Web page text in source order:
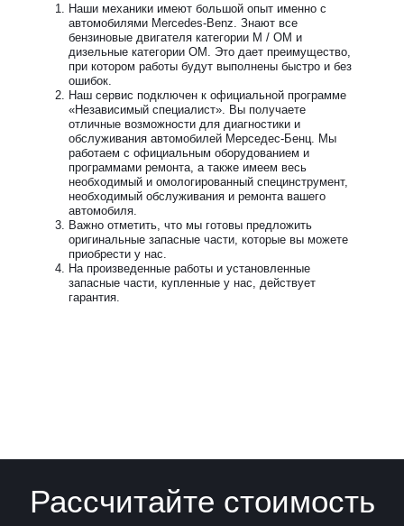
Наши механики имеют большой опыт именно с
автомобилями Mercedes-Benz. Знают все
бензиновые двигателя категории М / ОМ и
дизельные категории ОМ. Это дает преимущество,
при котором работы будут выполнены быстро и без
ошибок.
Наш сервис подключен к официальной программе
«Независимый специалист». Вы получаете
отличные возможности для диагностики и
обслуживания автомобилей Мерседес-Бенц. Мы
работаем с официальным оборудованием и
программами ремонта, а также имеем весь
необходимый и омологированный специнструмент,
необходимый обслуживания и ремонта вашего
автомобиля.
Важно отметить, что мы готовы предложить
оригинальные запасные части, которые вы можете
приобрести у нас.
На произведенные работы и установленные
запасные части, купленные у нас, действует
гарантия.
Рассчитайте стоимость